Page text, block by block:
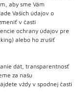
aby sme Vám
Vašich údajov o
v časti
ochrany údajov pre
alebo ho zrušiť
dát, transparentnosť
za našu
vždy v spodnej časti
2010. Na našej
značkových